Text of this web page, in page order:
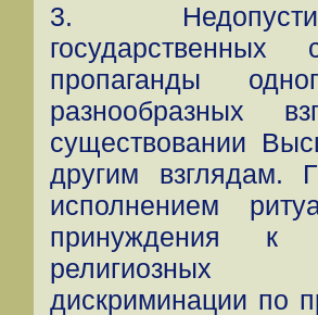
3.
пропаганды
разнообразных
существовании
другим взглядам.
исполнением
принуждения к
религиозных
дискриминации по